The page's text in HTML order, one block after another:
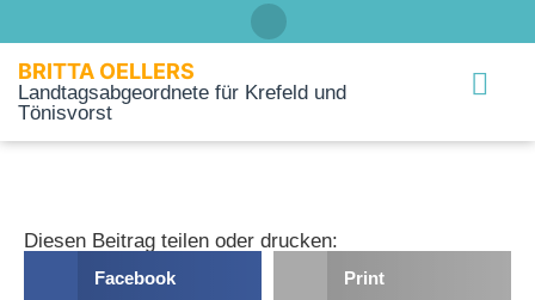
BRITTA OELLERS
Landtagsabgeordnete für Krefeld und
Tönisvorst
Diesen Beitrag teilen oder drucken:
Facebook Print